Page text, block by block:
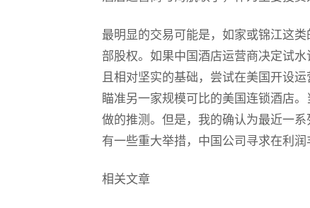
最明显的交易可能是，如家或锦江这
部股权。如果中国酒店运营商决定试
且相对坚实的基础，尝试在美国开设
瞄准另一家规模可比的美国连锁酒店
做的推测。但是，我的确认为最近一
有一些重大举措，中国公司寻求在利润
相关文章